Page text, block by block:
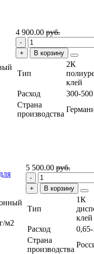
4 900.00 руб.
В корзину
Тип
2К
клей
Расход
300-
Страна
производства
м2
5 500.00 руб.
В корзину
Тип
1К
клей
Расход
Страна
производства